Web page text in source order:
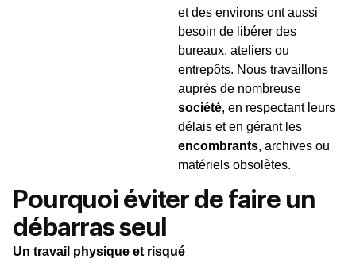
et des environs ont aussi
besoin de libérer des
bureaux, ateliers ou
entrepôts. Nous travaillons
auprès de nombreuse
société, en respectant leurs
délais et en gérant les
encombrants, archives ou
matériels obsolètes.
Pourquoi éviter de faire un
débarras seul
Un travail physique et risqué